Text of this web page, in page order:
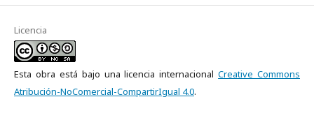
Licencia
Esta obra está bajo una licencia internacionalCreative Commons
Atribución-NoComercial-CompartirIgual 4.0.